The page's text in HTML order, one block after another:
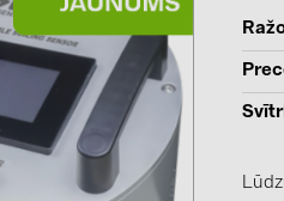
Enerģijas uzglabāšana (74)
E-Mobilitāte (19)
Instalācijas (87)